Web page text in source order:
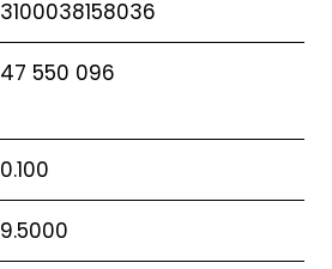
3100038158036
47 550 096
0.100
9.5000